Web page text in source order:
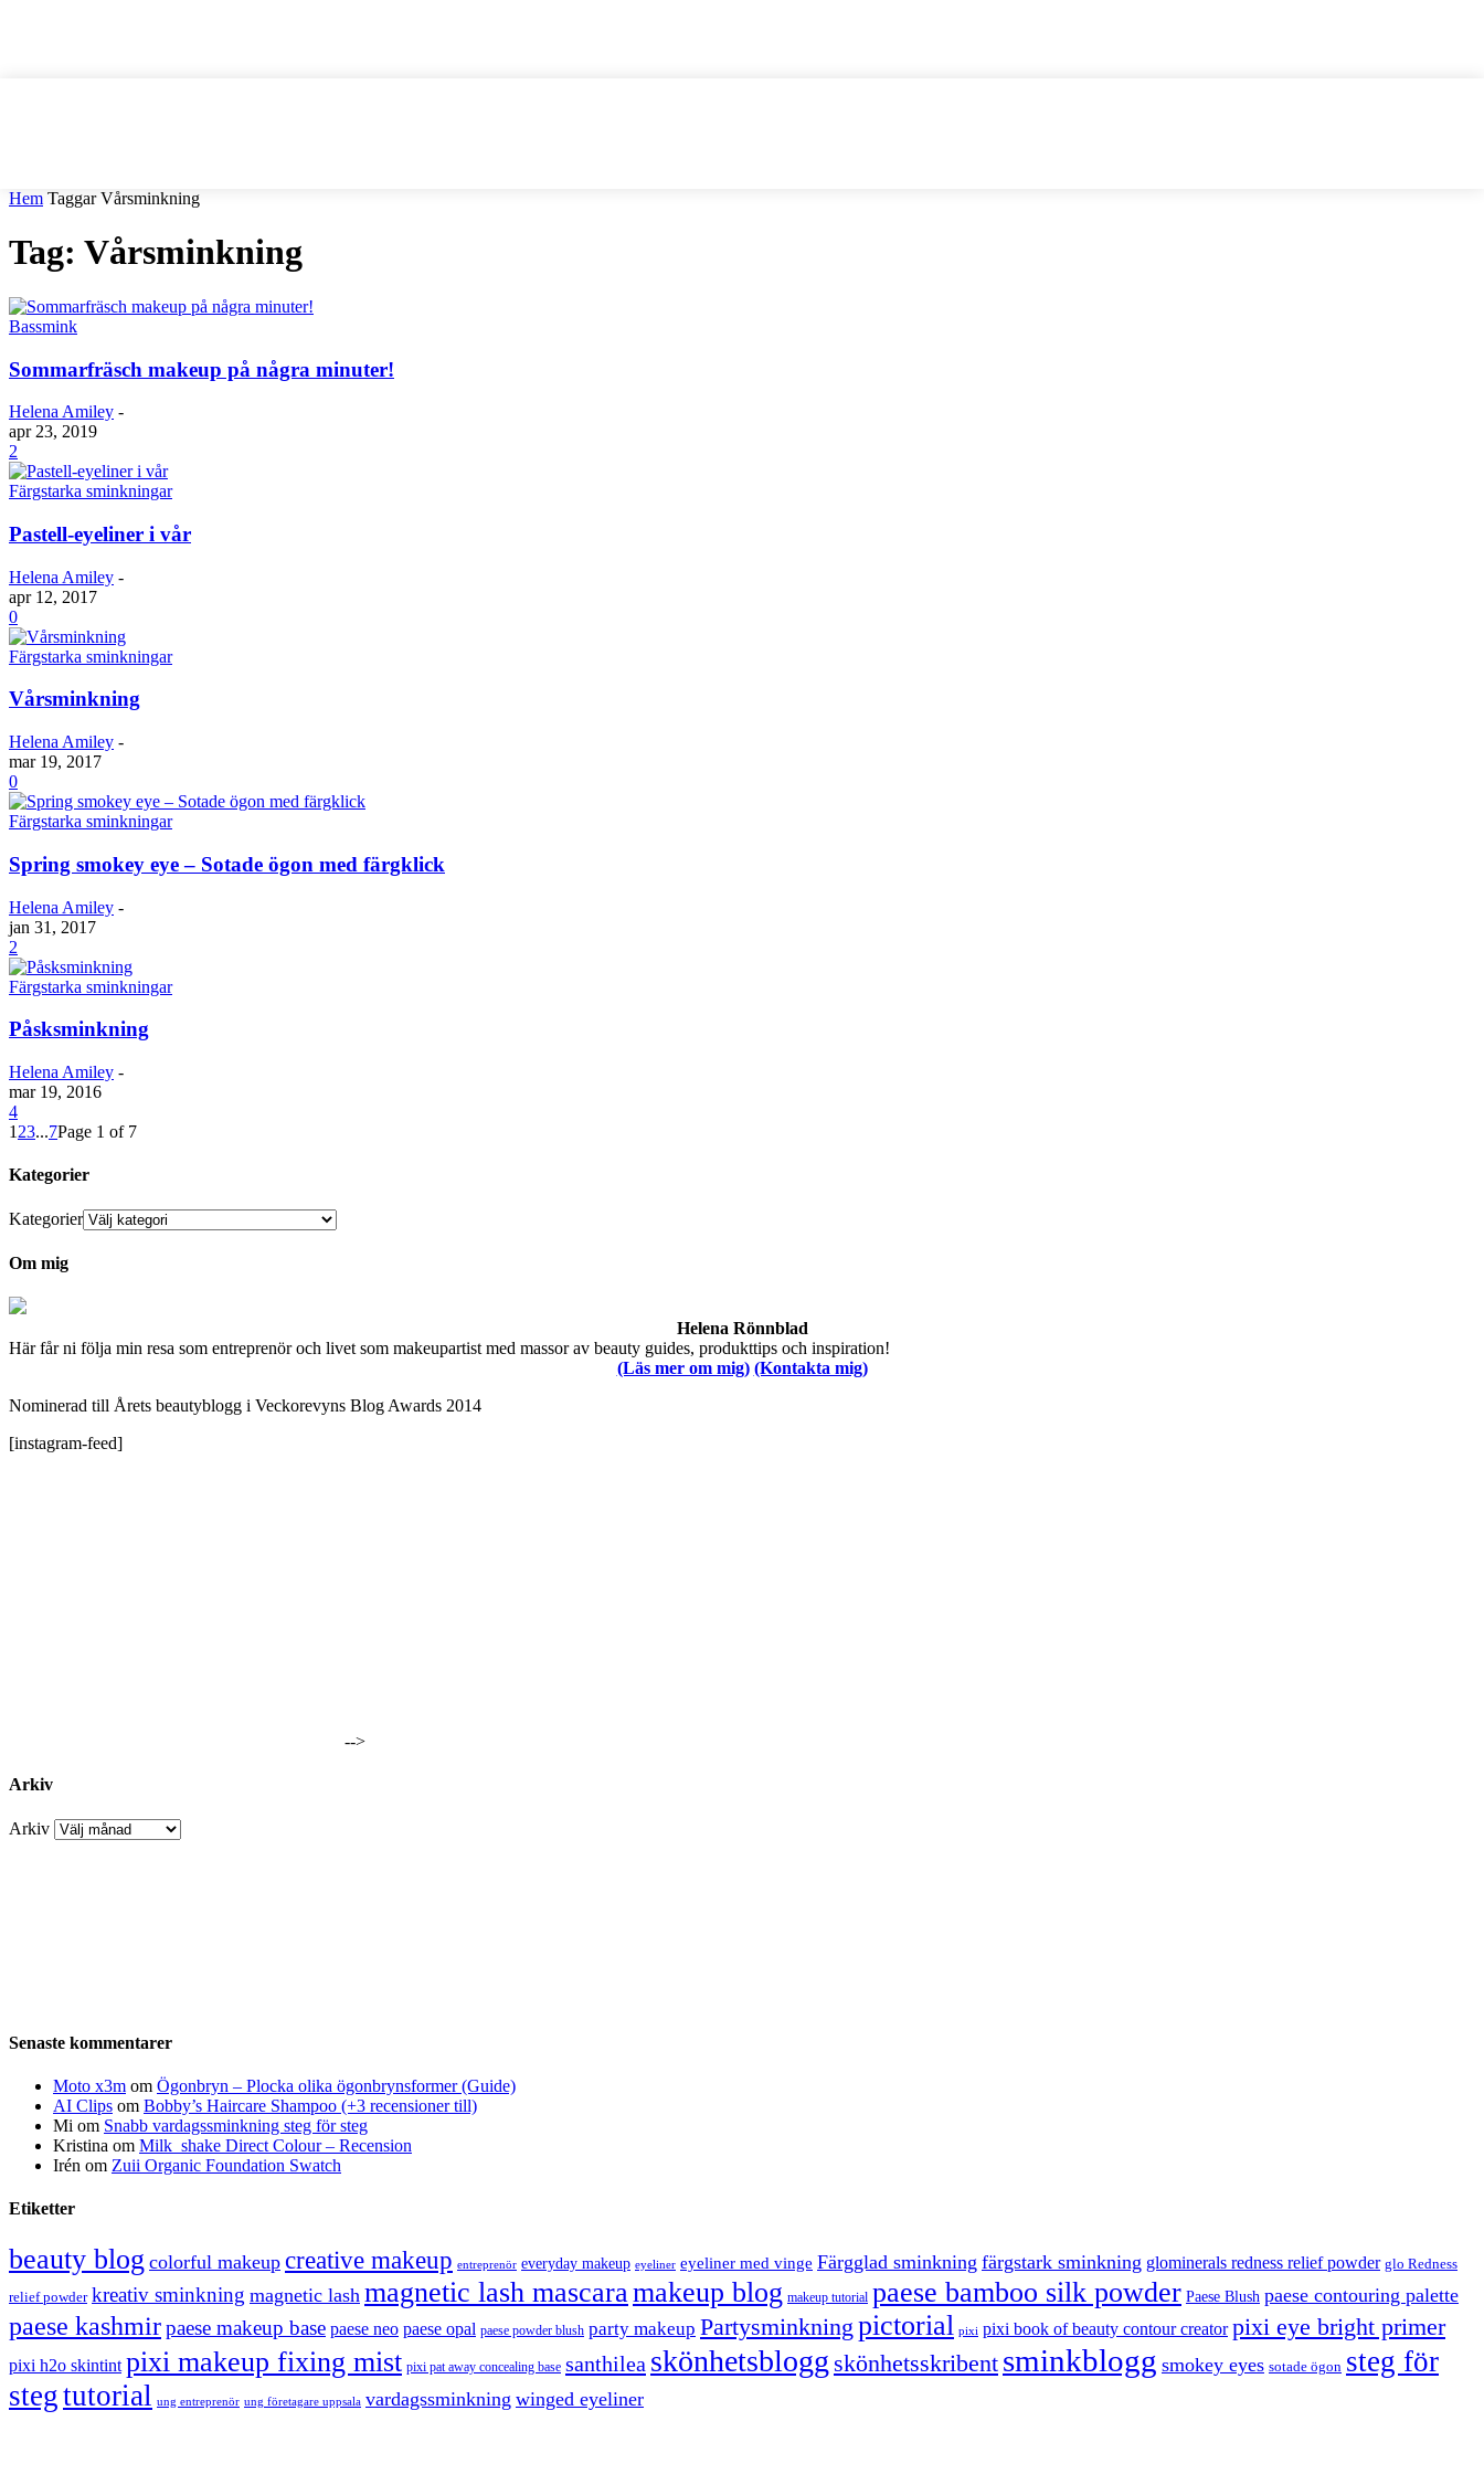
Hem Taggar Vårsminkning
Tag: Vårsminkning
Bassmink
Sommarfräsch makeup på några minuter!
Helena Amiley -
apr 23, 2019
2
Färgstarka sminkningar
Pastell-eyeliner i vår
Helena Amiley -
apr 12, 2017
0
Färgstarka sminkningar
Vårsminkning
Helena Amiley -
mar 19, 2017
0
Färgstarka sminkningar
Spring smokey eye – Sotade ögon med färgklick
Helena Amiley -
jan 31, 2017
2
Färgstarka sminkningar
Påsksminkning
Helena Amiley -
mar 19, 2016
4
1 23...7Page 1 of 7
Kategorier
Kategorier
Om mig
Helena Rönnblad
Här får ni följa min resa som entreprenör och livet som makeupartist med massor av beauty guides, produkttips och inspiration!
(Läs mer om mig) (Kontakta mig)
Nominerad till Årets beautyblogg i Veckorevyns Blog Awards 2014
[instagram-feed]
-->
Arkiv
Arkiv
Senaste kommentarer
Moto x3m om Ögonbryn – Plocka olika ögonbrynsformer (Guide)
AI Clips om Bobby’s Haircare Shampoo (+3 recensioner till)
Mi om Snabb vardagssminkning steg för steg
Kristina om Milk_shake Direct Colour – Recension
Irén om Zuii Organic Foundation Swatch
Etiketter
beauty blog colorful makeup creative makeup entreprenör everyday makeup eyeliner eyeliner med vinge Färgglad sminkning färgstark sminkning glominerals redness relief powder glo Redness
relief powder kreativ sminkning magnetic lash magnetic lash mascara makeup blog makeup tutorial paese bamboo silk powder Paese Blush paese contouring palette
paese kashmirpaese makeup base paese neo paese opal paese powder blush party makeup Partysminkning pictorial pixi pixi book of beauty contour creator pixi eye bright primer
pixi h2o skintint pixi makeup fixing mist pixi pat away concealing base santhilea skönhetsblogg skönhetsskribent sminkblogg smokey eyes sotade ögon steg för
stegtutorial ung entreprenör ung företagare uppsala vardagssminkning winged eyeliner